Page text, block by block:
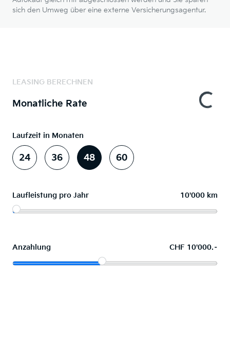
sich den Umweg über eine externe Versicherungsagentur.
LEASING BERECHNEN
Monatliche Rate
Laufzeit in Monaten
24 36 48 60
Laufleistung pro Jahr 10'000 km
Anzahlung CHF 10'000.–